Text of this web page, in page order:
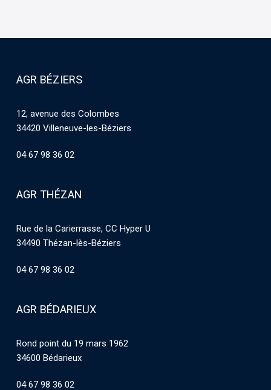
AGR BÉZIERS
12, avenue des Colombes
34420 Villeneuve-les-Béziers
04 67 98 36 02
AGR THÉZAN
Rue de la Carierrasse, CC Hyper U
34490 Thézan-lès-Béziers
04 67 98 36 02
AGR BÉDARIEUX
Rond point du 19 mars 1962
34600 Bédarieux
04 67 98 36 02